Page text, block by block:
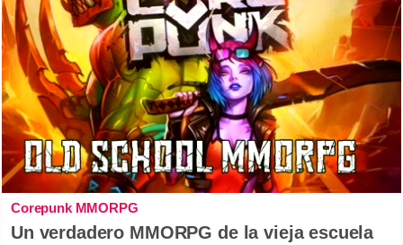
Corepunk MMORPG
Un verdadero MMORPG de la vieja escuela